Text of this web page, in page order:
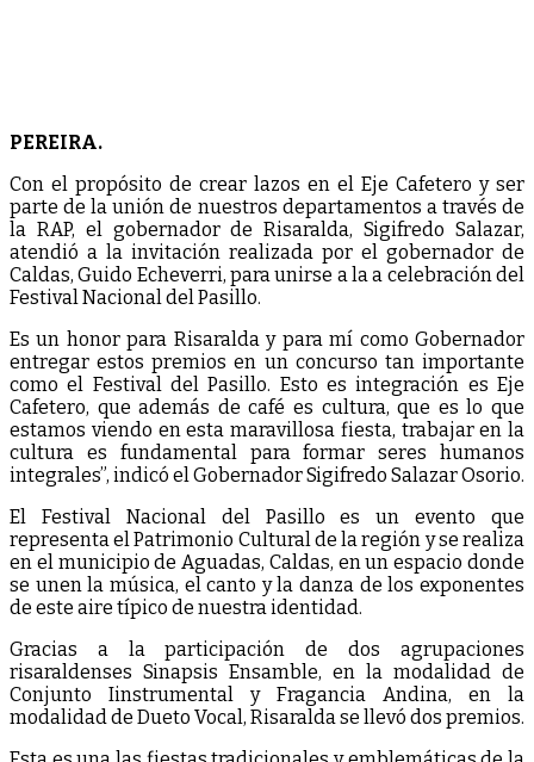
PEREIRA.
Con el propósito de crear lazos en el Eje Cafetero y ser
parte de la unión de nuestros departamentos a través de
la RAP, el gobernador de Risaralda, Sigifredo Salazar,
atendió a la invitación realizada por el gobernador de
Caldas, Guido Echeverri, para unirse a la a celebración del
Festival Nacional del Pasillo.
Es un honor para Risaralda y para mí como Gobernador
entregar estos premios en un concurso tan importante
como el Festival del Pasillo. Esto es integración es Eje
Cafetero, que además de café es cultura, que es lo que
estamos viendo en esta maravillosa fiesta, trabajar en la
cultura es fundamental para formar seres humanos
integrales”, indicó el Gobernador Sigifredo Salazar Osorio.
El Festival Nacional del Pasillo es un evento que
representa el Patrimonio Cultural de la región y se realiza
en el municipio de Aguadas, Caldas, en un espacio donde
se unen la música, el canto y la danza de los exponentes
de este aire típico de nuestra identidad.
Gracias a la participación de dos agrupaciones
risaraldenses Sinapsis Ensamble, en la modalidad de
Conjunto Iinstrumental y Fragancia Andina, en la
modalidad de Dueto Vocal, Risaralda se llevó dos premios.